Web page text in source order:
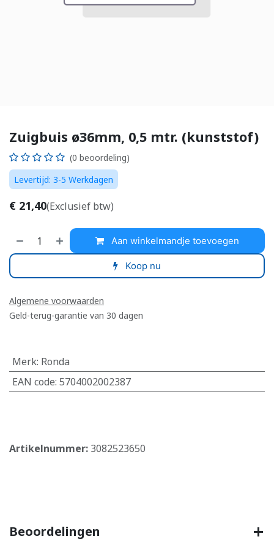
Zuigbuis ø36mm, 0,5 mtr. (kunststof)
(0 beoordeling)
Levertijd: 3-5 Werkdagen
€ 21,40(Exclusief btw)
Aan winkelmandje toevoegen
Koop nu
Algemene voorwaarden
Geld-terug-garantie van 30 dagen
Merk: Ronda
EAN code: 5704002002387
Artikelnummer: 3082523650
Beoordelingen